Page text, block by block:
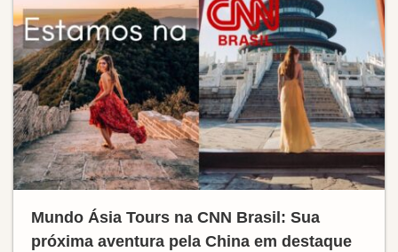
Mundo Ásia Tours na CNN Brasil: Sua
próxima aventura pela China em destaque